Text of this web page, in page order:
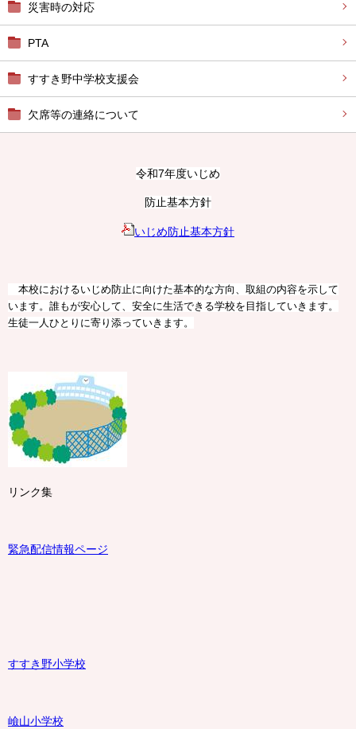
災害時の対応
PTA
すすき野中学校支援会
欠席等の連絡について
令和7年度いじめ
防止基本方針
いじめ防止基本方針
本校におけるいじめ防止に向けた基本的な方向、取組の内容を示して
います。誰もが安心して、安全に生活できる学校を目指していきます。
生徒一人ひとりに寄り添っていきます。
リンク集
緊急配信情報ページ
すすき野小学校
嶮山小学校